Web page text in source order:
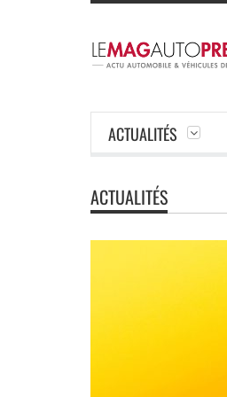
ACTUALITÉS
ACTUALITÉS